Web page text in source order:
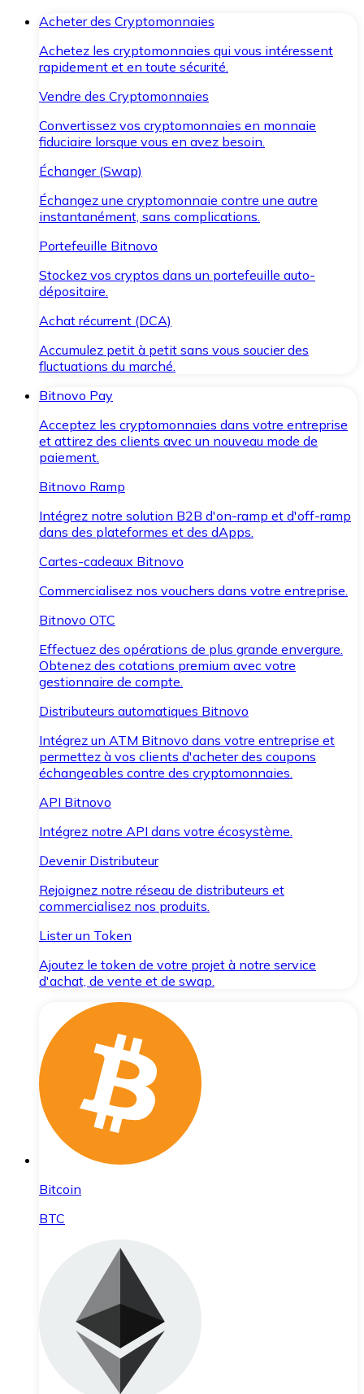
Acheter des Cryptomonnaies
Achetez les cryptomonnaies qui vous intéressent
rapidement et en toute sécurité.
Vendre des Cryptomonnaies
Convertissez vos cryptomonnaies en monnaie
fiduciaire lorsque vous en avez besoin.
Échanger (Swap)
Échangez une cryptomonnaie contre une autre
instantanément, sans complications.
Portefeuille Bitnovo
Stockez vos cryptos dans un portefeuille auto-
dépositaire.
Achat récurrent (DCA)
Accumulez petit à petit sans vous soucier des
fluctuations du marché.
Bitnovo Pay
Acceptez les cryptomonnaies dans votre entreprise
et attirez des clients avec un nouveau mode de
paiement.
Bitnovo Ramp
Intégrez notre solution B2B d'on-ramp et d'off-ramp
dans des plateformes et des dApps.
Cartes-cadeaux Bitnovo
Commercialisez nos vouchers dans votre entreprise.
Bitnovo OTC
Effectuez des opérations de plus grande envergure.
Obtenez des cotations premium avec votre
gestionnaire de compte.
Distributeurs automatiques Bitnovo
Intégrez un ATM Bitnovo dans votre entreprise et
permettez à vos clients d'acheter des coupons
échangeables contre des cryptomonnaies.
API Bitnovo
Intégrez notre API dans votre écosystème.
Devenir Distributeur
Rejoignez notre réseau de distributeurs et
commercialisez nos produits.
Lister un Token
Ajoutez le token de votre projet à notre service
d'achat, de vente et de swap.
Bitcoin
BTC